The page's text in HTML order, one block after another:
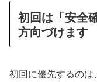
初回は「安全
方向づけます
初回に優先するのは